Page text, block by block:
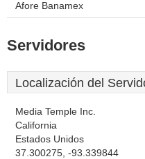
Afore Banamex
Servidores
Localización del
Media Temple Inc.
California
Estados Unidos
37.300275, -93.339844